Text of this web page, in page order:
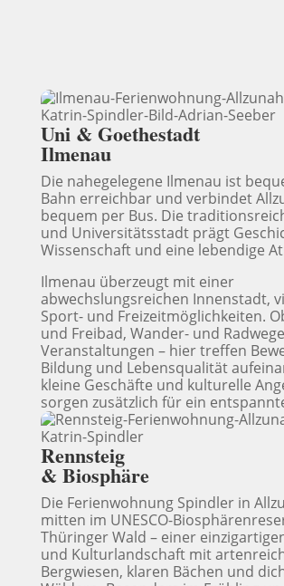
Uni & Goethestadt
Ilmenau
Die nahegelegene Ilmenau ist
Bahn erreichbar und verbindet
bequem per Bus. Die
und Universitätsstadt prägt
Wissenschaft und eine lebendige
Ilmenau überzeugt mit einer
abwechslungsreichen Innenstadt,
Sport- und Freizeitmöglichkeiten.
und Freibad, Wander- und
Veranstaltungen – hier treffen
Bildung und Lebensqualität
kleine Geschäfte und kulturelle
sorgen zusätzlich für ein
Rennsteig
& Biosphäre
Die Ferienwohnung Spindler in
mitten im UNESCO-
Thüringer Wald – einer
und Kulturlandschaft mit
Bergwiesen, klaren Bächen und